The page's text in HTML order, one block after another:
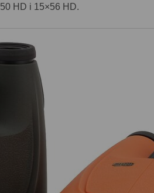
HD i 15×56 HD.